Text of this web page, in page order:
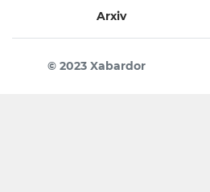
Arxiv
© 2023 Xabardor